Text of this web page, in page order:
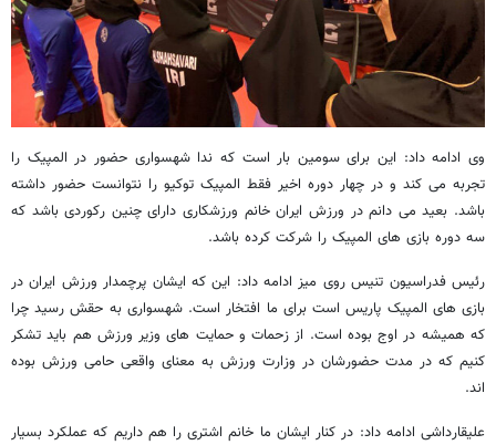
وی ادامه داد: این برای سومین بار است که ندا شهسواری حضور در المپیک را
تجربه می کند و در چهار دوره اخیر فقط المپیک توکیو را نتوانست حضور داشته
باشد. بعید می دانم در ورزش ایران خانم ورزشکاری دارای چنین رکوردی باشد که
سه دوره بازی های المپیک را شرکت کرده باشد.
رئیس فدراسیون تنیس روی میز ادامه داد: این که ایشان پرچمدار ورزش ایران در
بازی های المپیک پاریس است برای ما افتخار است. شهسواری به حقش رسید چرا
که همیشه در اوج بوده است. از زحمات و حمایت های وزیر ورزش هم باید تشکر
کنیم که در مدت حضورشان در وزارت ورزش به معنای واقعی حامی ورزش بوده
اند.
علیقارداشی ادامه داد: در کنار ایشان ما خانم اشتری را هم داریم که عملکرد بسیار